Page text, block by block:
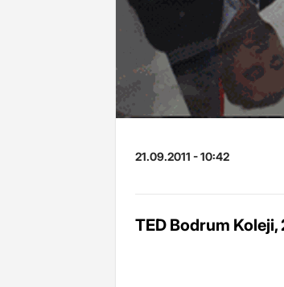
21.09.2011 - 10:42
TED Bodrum Koleji,